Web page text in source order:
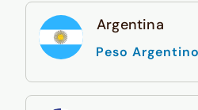
Argentina
Peso